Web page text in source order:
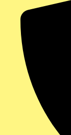
contenu